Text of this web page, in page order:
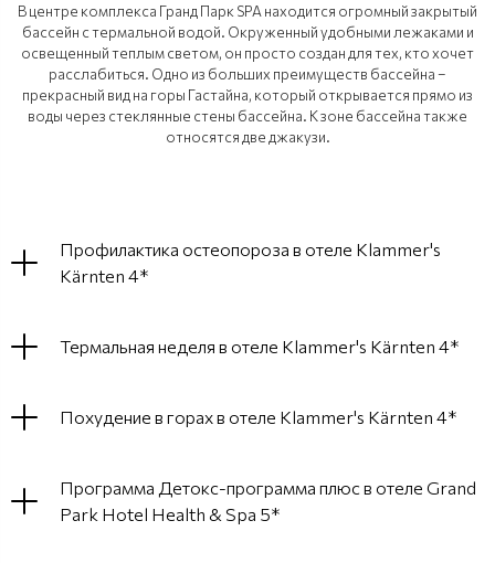
В центре комплекса Гранд Парк SPA находится огромный закрытый
бассейн с термальной водой. Окруженный удобными лежаками и
освещенный теплым светом, он просто создан для тех, кто хочет
расслабиться. Одно из больших преимуществ бассейна –
прекрасный вид на горы Гастайна, который открывается прямо из
воды через стеклянные стены бассейна. К зоне бассейна также
относятся две джакузи.
Профилактика остеопороза в отеле Klammer's
Kärnten 4*
Термальная неделя в отеле Klammer's Kärnten 4*
Похудение в горах в отеле Klammer's Kärnten 4*
Программа Детокс-программа плюс в отеле Grand
Park Hotel Health & Spa 5*